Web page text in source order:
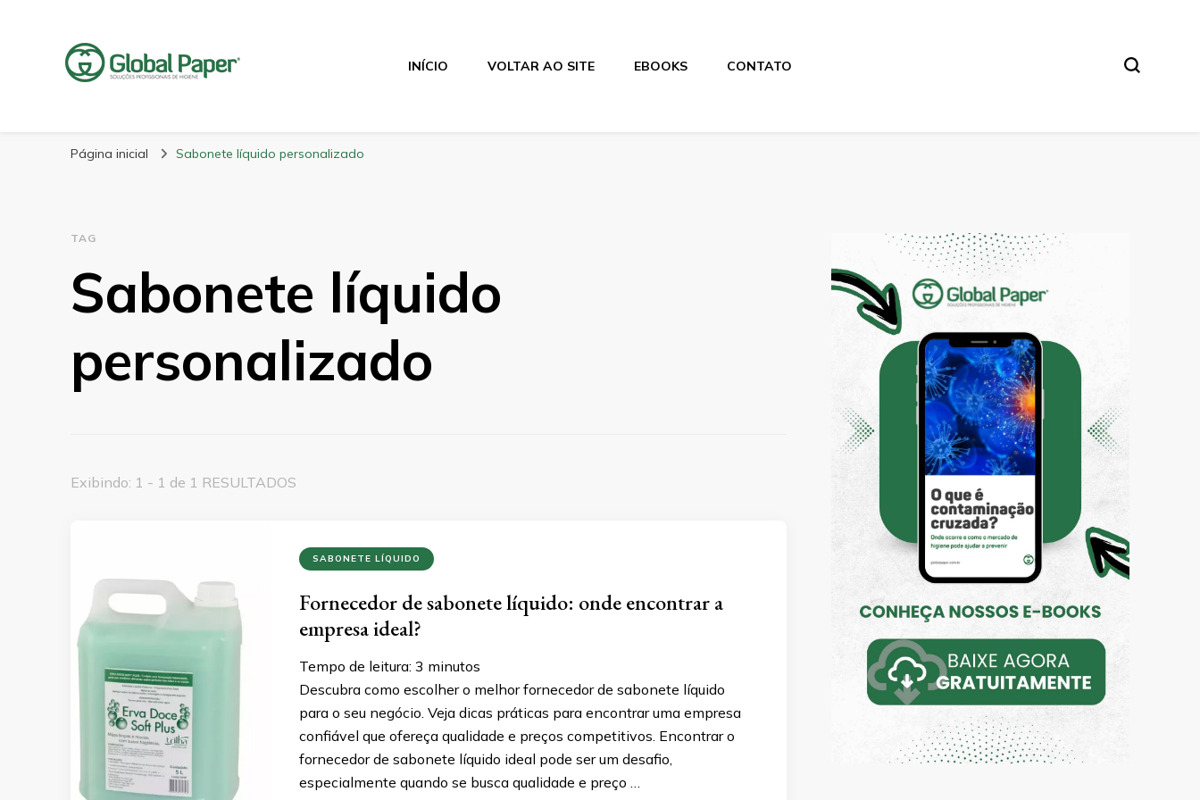
GlobalPaper
INÍCIO VOLTAR AO SITE EBOOKS CONTATO
Página inicial Sabonete líquido personalizado
TAG
Sabonete líquido
personalizado
Exibindo: 1 - 1 de 1 RESULTADOS
SABONETE LÍQUIDO
Fornecedor de sabonete líquido: onde encontrar a
empresa ideal?
Tempo de leitura: 3 minutos
Descubra como escolher o melhor fornecedor de sabonete líquido
para o seu negócio. Veja dicas práticas para encontrar uma empresa
confiável que ofereça qualidade e preços competitivos. Encontrar o
fornecedor de sabonete líquido ideal pode ser um desafio,
especialmente quando se busca qualidade e preço …